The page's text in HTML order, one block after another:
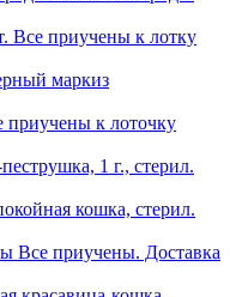
Все приучены к лотку
маркиз
приучены к лоточку
1 г., стерил.
кошка, стерил.
Все приучены. Доставка